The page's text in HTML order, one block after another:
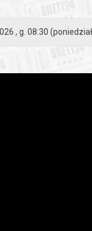
, g. 08:30